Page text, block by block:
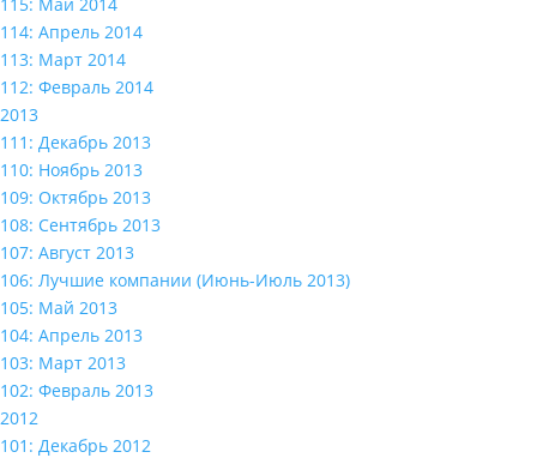
114: Апрель 2014
113: Март 2014
112: Февраль 2014
2013
111: Декабрь 2013
110: Ноябрь 2013
109: Октябрь 2013
108: Сентябрь 2013
107: Август 2013
106: Лучшие компании (Июнь-Июль 2013)
105: Май 2013
104: Апрель 2013
103: Март 2013
102: Февраль 2013
2012
101: Декабрь 2012